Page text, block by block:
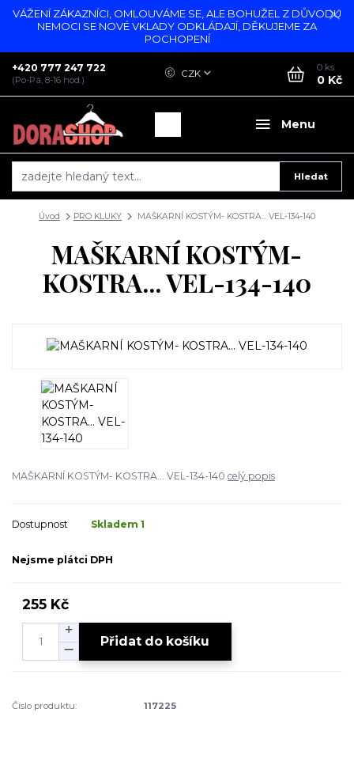
VÁŽENÍ ZÁKAZNÍCI, OMLOUVÁME SE, ALE BOHUŽEL Z DŮVODU
NEMOCI SE NOVÉ VKLADY ODKLÁDAJÍ, DĚKUJEME ZA
POCHOPENÍ
Menu
CZK
Hledat
+420 777 247 722
(Po-Pá, 8-16 hod.)
0 ks
0 Kč
Úvod PRO KLUKY MAŠKARNÍ KOSTÝM- KOSTRA... VEL-134-140
MAŠKARNÍ KOSTÝM-
KOSTRA... VEL-134-140
MAŠKARNÍ KOSTÝM- KOSTRA... VEL-134-140 celý popis
Dostupnost Skladem 1
Nejsme plátci DPH
255 Kč
Přidat do košíku
Číslo produktu: 117225